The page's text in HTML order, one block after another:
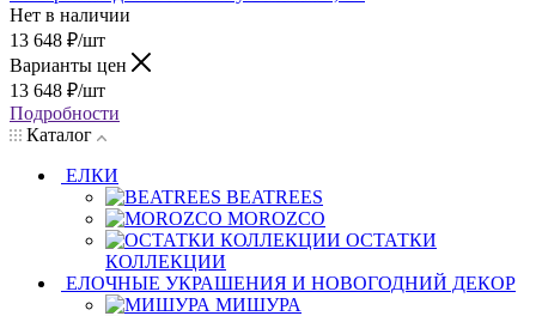
Нет в наличии
13 648 ₽/шт
Варианты цен
13 648 ₽/шт
Подробности
Каталог
ЕЛКИ
BEATREES
MOROZCO
ОСТАТКИ
КОЛЛЕКЦИИ
ЕЛОЧНЫЕ УКРАШЕНИЯ И НОВОГОДНИЙ ДЕКОР
МИШУРА